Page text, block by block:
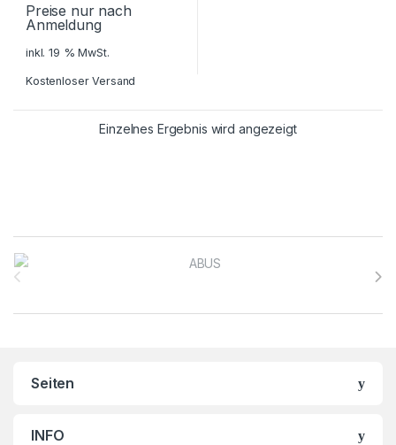
Preise nur nach
Anmeldung
inkl. 19 % MwSt.
Kostenloser Versand
Einzelnes Ergebnis wird angezeigt
Brands Carousel
Seiten
INFO